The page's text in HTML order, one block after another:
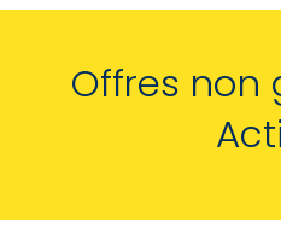
Offres non